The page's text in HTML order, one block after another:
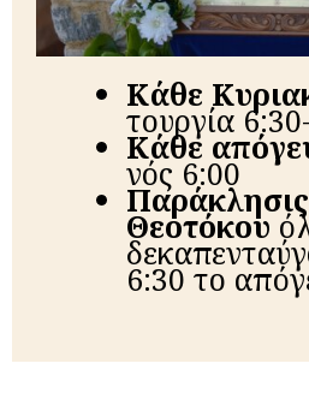
Κά­θε
τουρ­γί­α
Κά­θε
νός 6:00
Θεοτόκου
6:30 το